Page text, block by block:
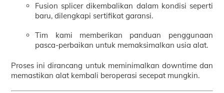
Fusion splicer dikembalikan dalam kondisi seperti
baru, dilengkapi sertifikat garansi.
Tim kami memberikan panduan penggunaan
pasca-perbaikan untuk memaksimalkan usia alat.
Proses ini dirancang untuk meminimalkan downtime dan
memastikan alat kembali beroperasi secepat mungkin.